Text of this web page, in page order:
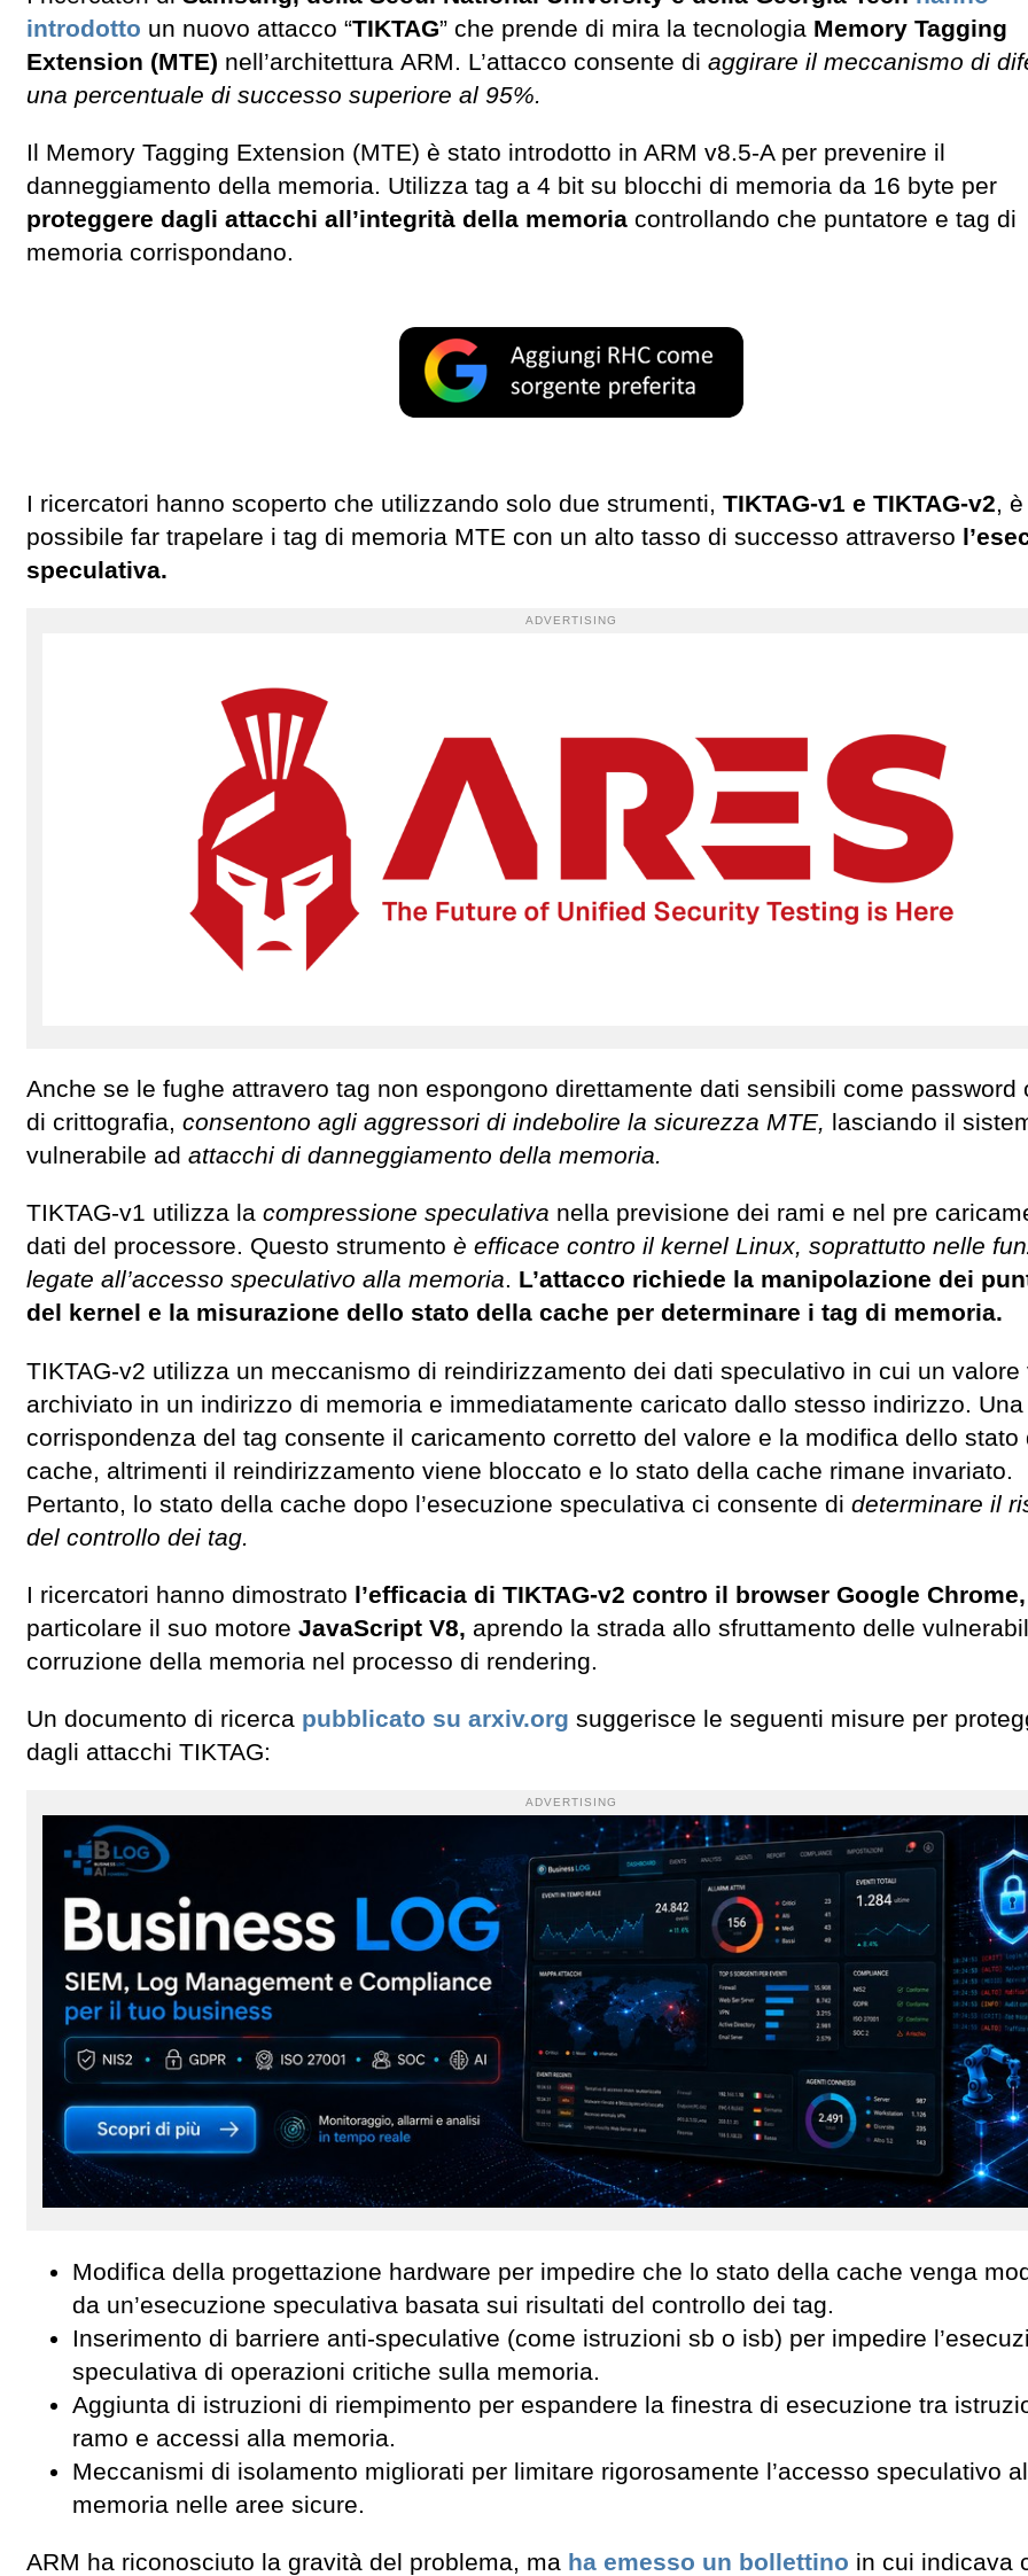
introdotto un nuovo attacco “TIKTAG” che prende di mira la tecnologia Memory Tagging
Extension (MTE) nell’architettura ARM. L’attacco consente di aggirare il meccanismo di
una percentuale di successo superiore al 95%.
Il Memory Tagging Extension (MTE) è stato introdotto in ARM v8.5-A per prevenire il
danneggiamento della memoria. Utilizza tag a 4 bit su blocchi di memoria da 16 byte per
proteggere dagli attacchi all’integrità della memoria controllando che puntatore e tag di
memoria corrispondano.
I ricercatori hanno scoperto che utilizzando solo due strumenti, TIKTAG-v1 e TIKTAG-v2, è
possibile far trapelare i tag di memoria MTE con un alto tasso di successo attraverso
speculativa.
ADVERTISING
Anche se le fughe attravero tag non espongono direttamente dati sensibili come password
di crittografia, consentono agli aggressori di indebolire la sicurezza MTE, lasciando il
vulnerabile ad attacchi di danneggiamento della memoria.
TIKTAG-v1 utilizza la compressione speculativa nella previsione dei rami e nel pre
dati del processore. Questo strumento è efficace contro il kernel Linux, soprattutto nelle
legate all’accesso speculativo alla memoria. L’attacco richiede la manipolazione dei
del kernel e la misurazione dello stato della cache per determinare i tag di memoria.
TIKTAG-v2 utilizza un meccanismo di reindirizzamento dei dati speculativo in cui un valore
archiviato in un indirizzo di memoria e immediatamente caricato dallo stesso indirizzo. Una
corrispondenza del tag consente il caricamento corretto del valore e la modifica dello stato
cache, altrimenti il ​​reindirizzamento viene bloccato e lo stato della cache rimane invariato.
Pertanto, lo stato della cache dopo l’esecuzione speculativa ci consente di determinare il
del controllo dei tag.
I ricercatori hanno dimostrato l’efficacia di TIKTAG-v2 contro il browser Google Chrome,
particolare il suo motore JavaScript V8, aprendo la strada allo sfruttamento delle
corruzione della memoria nel processo di rendering.
Un documento di ricerca pubblicato su arxiv.org suggerisce le seguenti misure per
dagli attacchi TIKTAG:
ADVERTISING
Modifica della progettazione hardware per impedire che lo stato della cache venga
da un’esecuzione speculativa basata sui risultati del controllo dei tag.
Inserimento di barriere anti-speculative (come istruzioni sb o isb) per impedire
speculativa di operazioni critiche sulla memoria.
Aggiunta di istruzioni di riempimento per espandere la finestra di esecuzione tra
ramo e accessi alla memoria.
Meccanismi di isolamento migliorati per limitare rigorosamente l’accesso speculativo
memoria nelle aree sicure.
ARM ha riconosciuto la gravità del problema, ma ha emesso un bollettino in cui indicava